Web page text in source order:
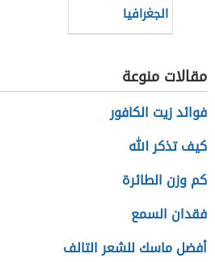
الجغرافيا
السياسية
مقالات منوعة
فوائد زيت الكافور
كيف تذكر الله
كم وزن الطائرة
فقدان السمع
أفضل ماسك للشعر التالف